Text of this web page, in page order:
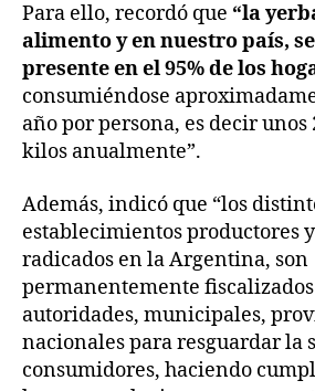
Para ello, recordó que “la
alimento y en nuestro país,
presente en el 95% de los
consumiéndose
año por persona, es decir
kilos anualmente”.
Además, indicó que “los
establecimientos productores
radicados en la Argentina, son
permanentemente
autoridades, municipales,
nacionales para resguardar la
consumidores, haciendo